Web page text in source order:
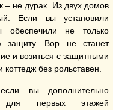
не дурак. Из двух домов
Если вы установили
не только
защиту. Вор не станет
и возиться с защитными
без рольставен.
вы дополнительно
для первых этажей